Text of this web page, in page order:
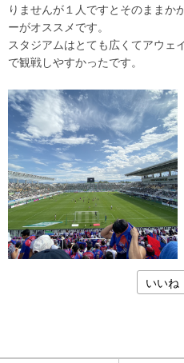
りませんが１人ですとそのままか
ーがオススメです。
スタジアムはとても広くてアウェ
で観戦しやすかったです。
いいね